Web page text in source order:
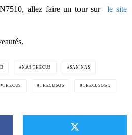
allez faire un tour surle site
NAS THECUS SAN NAS
THECUS THECUSOS THECUSOS 5